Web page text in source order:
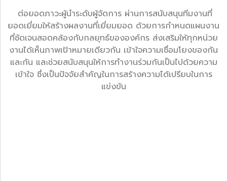
ต่อยอดภาวะผู้นำระดับผู้จัดการ ผ่านการสนับสนุนทีมงานที่
ยอดเยี่ยมให้สร้างผลงานที่เยี่ยมยอด ด้วยการกำหนดแผนงาน
ที่ชัดเจนสอดคล้องกับกลยุทธ์ขององค์กร ส่งเสริมให้ทุกหน่วย
งานได้เห็นภาพเป้าหมายเดียวกัน เข้าใจความเชื่อมโยงของกัน
และกัน และช่วยสนับสนุนให้การทำงานร่วมกันเป็นไปด้วยความ
เข้าใจ ซึ่งเป็นปัจจัยสำคัญในการสร้างความได้เปรียบในการ
แข่งขัน